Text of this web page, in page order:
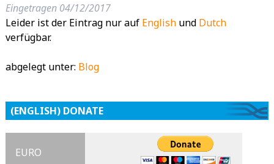
Eingetragen 04/12/2017
Leider ist der Eintrag nur auf Englishund Dutch
verfügbar.
abgelegt unter: Blog
(ENGLISH) DONATE
EURO